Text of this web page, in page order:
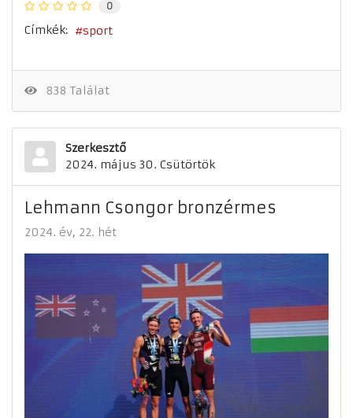
0
Címkék: sport
838 Találat
Szerkesztő
2024. május 30. Csütörtök
Lehmann Csongor bronzérmes
2024. év 22. hét